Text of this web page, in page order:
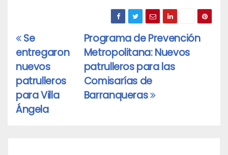
Navegación
de
entradas
Programa de Prevención
Metropolitana: Nuevos
patrulleros para las
Comisarías de
Barranqueras
Se
entregaron
nuevos
patrulleros
para Villa
Ángela